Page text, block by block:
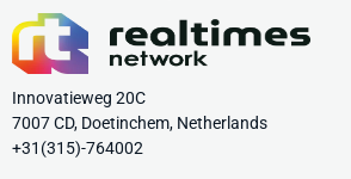
Innovatieweg 20C
7007 CD, Doetinchem, Netherlands
+31(315)-764002